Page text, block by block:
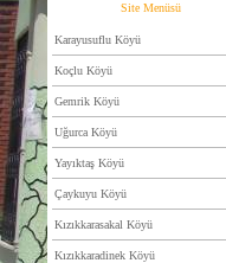
Site Menüsü
Karayusuflu Köyü
Koçlu Köyü
Gemrik Köyü
Uğurca Köyü
Yayıktaş Köyü
Çaykuyu Köyü
Kızıkkarasakal Köyü
Kızıkkaradinek Köyü